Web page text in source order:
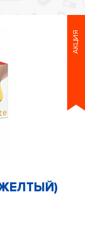
АКЦИЯ
(ЖЕЛТЫЙ)